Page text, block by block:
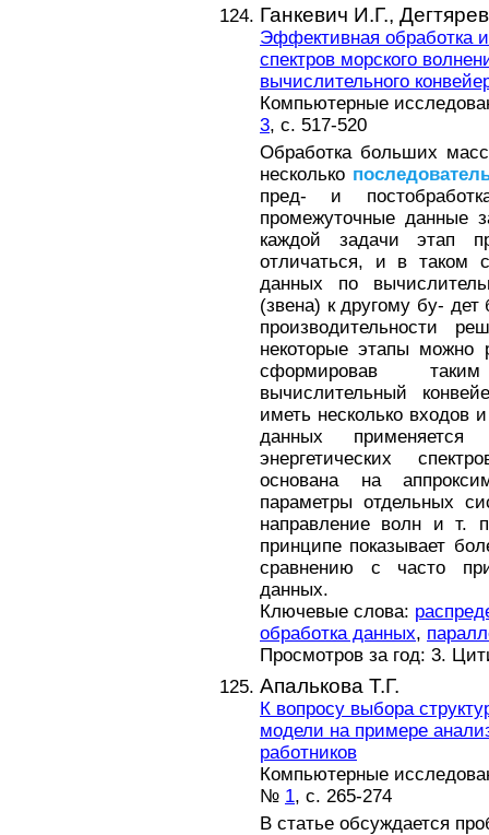
Ганкевич И.Г.,
Эффективная обработка
спектров морского
вычислительного
Компьютерные
3, с. 517-520
Обработка больших
несколько
пред- и
промежуточные данные
каждой задачи этап
отличаться, и в таком
данных по
(звена) к другому бу-
производительности
некоторые этапы можно
сформировав
вычислительный
иметь несколько входов
данных
энергетических
основана на
параметры отдельных
направление волн и т.
принципе показывает
сравнению с часто
данных.
Ключевые слова:
обработка данных,
Просмотров за год: 3.
Апалькова Т.Г.
К вопросу выбора
модели на примере
работников
Компьютерные
№ 1, с. 265-274
В статье обсуждается